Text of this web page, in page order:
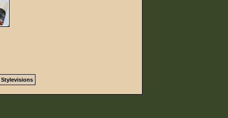
Stylevisions